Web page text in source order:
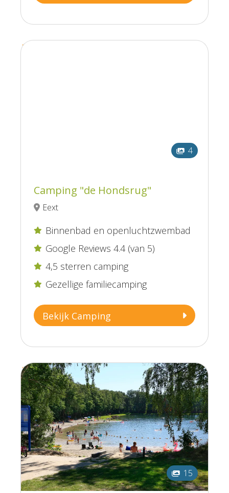
4
Camping "de Hondsrug"
Eext
 Binnenbad en openluchtzwembad
 4,5 sterren camping
 Google Reviews 4.4 (van 5)
 Gezellige familiecamping
Bekijk Camping
15